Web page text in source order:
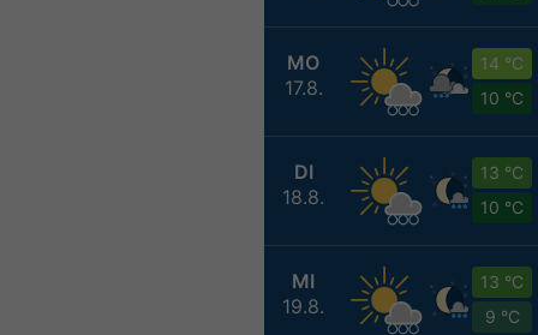
MO
17.8.
14 °C
10 °C
DI
18.8.
13 °C
10 °C
MI
19.8.
13 °C
9 °C